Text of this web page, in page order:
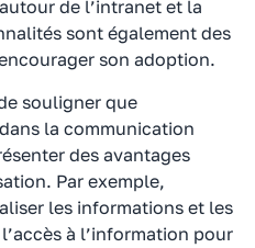
de l’intranet et la
sont également des
son adoption.
souligner que
la communication
des avantages
Par exemple,
les informations et les
à l’information pour